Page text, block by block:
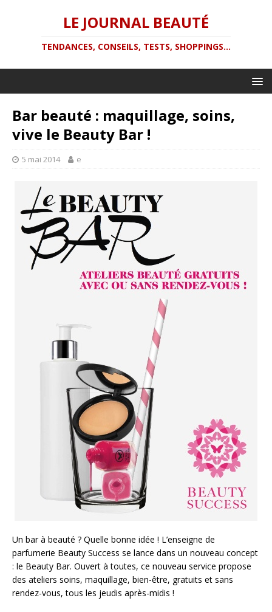
LE JOURNAL BEAUTÉ
TENDANCES, CONSEILS, TESTS, SHOPPINGS...
Bar beauté : maquillage, soins,
vive le Beauty Bar !
5 mai 2014 e
Un bar à beauté ? Quelle bonne idée ! L’enseigne de
parfumerie Beauty Success se lance dans un nouveau concept
: le Beauty Bar. Ouvert à toutes, ce nouveau service propose
des ateliers soins, maquillage, bien-être, gratuits et sans
rendez-vous, tous les jeudis après-midis !